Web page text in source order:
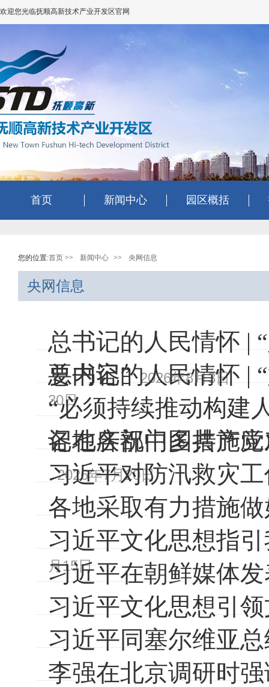
欢迎您光临抚顺高新技术产业开发区官网
首页 新闻中心 园区概括
您的位置:首页 >> 新闻中心 >> 央网信息
央网信息
总书记的人民情怀 |
要内容”
2026年8月3日
总书记的人民情怀 |
30日
“必须持续推动构建
记在庆祝中国共产
2026年7月20日
各地各部门多措施
习近平对防汛救灾
各地采取有力措施
习近平文化思想指
月15日
习近平在朝鲜媒体
习近平文化思想引
习近平同塞尔维亚
李强在北京调研时